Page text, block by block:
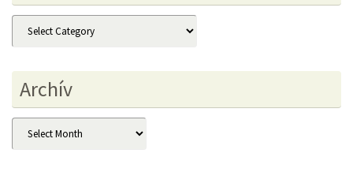
Kategóriák
Archív
Archív